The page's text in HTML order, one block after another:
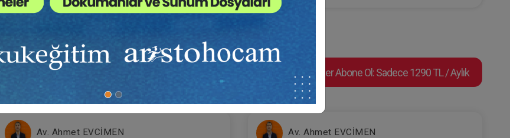
Süper Abone Ol: Sadece 1290 TL / Aylık
Av. Ahmet EVCİMEN Av. Ahmet EVCİMEN